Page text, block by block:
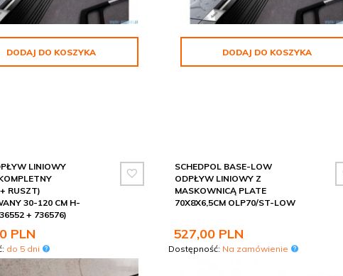
DODAJ DO KOSZYKA DODAJ DO KOSZYKA
LINIOWY
RUSZT)
30-120 CM H-
+ 736576)
PLN
do 5 dni
SCHEDPOL BASE-LOW
ODPŁYW LINIOWY Z
MASKOWNICĄ PLATE
70X8X6,5CM OLP70/ST-LOW
527,00 PLN
Dostępność: Na zamówienie